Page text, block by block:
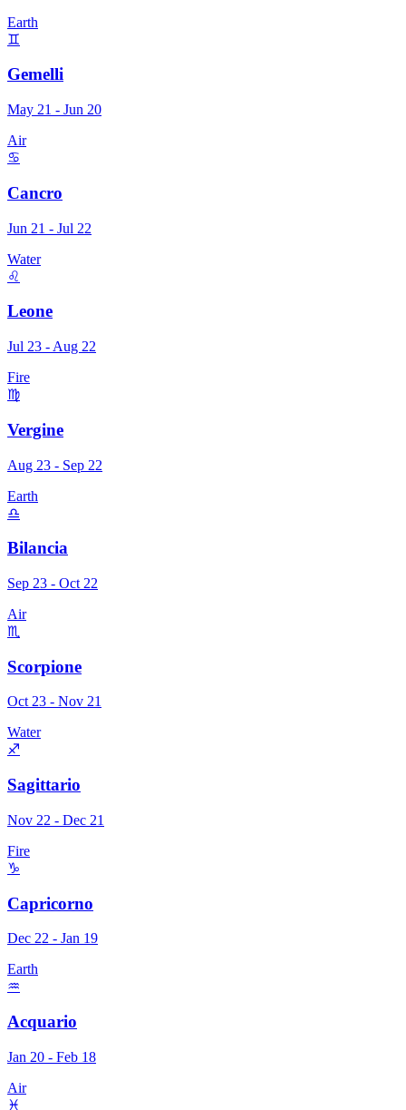
Earth
♊
Gemelli
May 21 - Jun 20
Air
♋
Cancro
Jun 21 - Jul 22
Water
♌
Leone
Jul 23 - Aug 22
Fire
♍
Vergine
Aug 23 - Sep 22
Earth
♎
Bilancia
Sep 23 - Oct 22
Air
♏
Scorpione
Oct 23 - Nov 21
Water
♐
Sagittario
Nov 22 - Dec 21
Fire
♑
Capricorno
Dec 22 - Jan 19
Earth
♒
Acquario
Jan 20 - Feb 18
Air
♓